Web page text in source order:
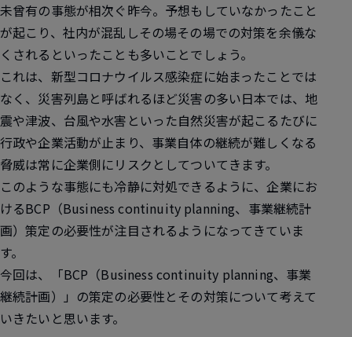
未曾有の事態が相次ぐ昨今。予想もしていなかったこと
が起こり、社内が混乱しその場その場での対策を余儀な
くされるといったことも多いことでしょう。
これは、新型コロナウイルス感染症に始まったことでは
なく、災害列島と呼ばれるほど災害の多い日本では、地
震や津波、台風や水害といった自然災害が起こるたびに
行政や企業活動が止まり、事業自体の継続が難しくなる
脅威は常に企業側にリスクとしてついてきます。
このような事態にも冷静に対処できるように、企業にお
けるBCP（Business continuity planning、事業継続計
画）策定の必要性が注目されるようになってきていま
す。
今回は、
「BCP（Business continuity planning、事業
継続計画）」の策定の必要性とその対策について考えて
いきたいと思います。